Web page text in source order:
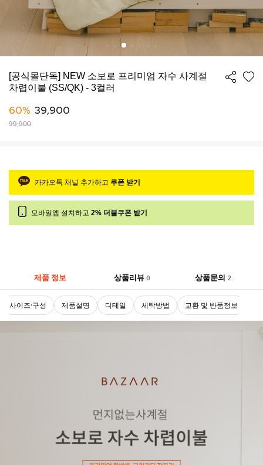
[공식몰단독] NEW 소보로 프리미엄 자수 사계절
차렵이불 (SS/QK) - 3컬러
60% 39,900
99,900
카카오톡 채널 추가하고 쿠폰 받기
모바일앱 설치하고 2% 더블쿠폰 받기
제품 정보 상품리뷰 0 상품문의 2
사이즈·구성 제품설명 디테일 세탁방법 교환 및 반품정보